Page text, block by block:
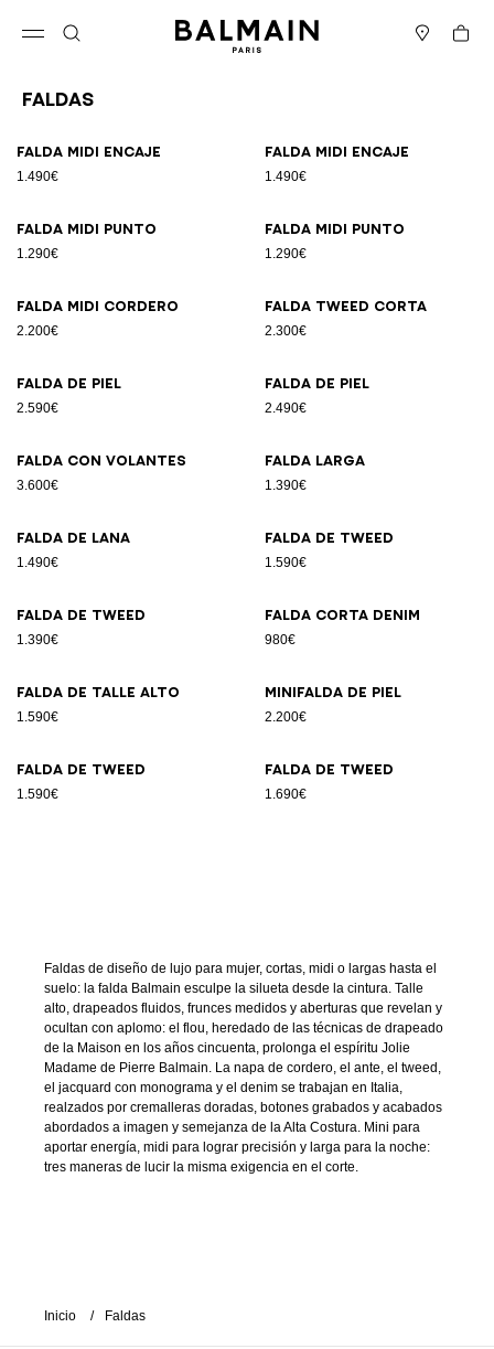
Cesta
Faldas
Falda midi encaje
1.490€
Falda midi encaje
1.490€
Falda midi punto
1.290€
Falda midi punto
1.290€
Falda midi cordero
2.200€
Falda tweed corta
2.300€
Falda de piel
2.590€
Falda de piel
2.490€
Falda con volantes
3.600€
Falda larga
1.390€
Falda de lana
1.490€
Falda de tweed
1.590€
Falda de tweed
1.390€
Falda corta denim
980€
Falda de talle alto
1.590€
Minifalda de piel
2.200€
Falda de tweed
1.590€
Falda de tweed
1.690€
Faldas de diseño de lujo para mujer, cortas, midi o largas hasta el
suelo: la falda Balmain esculpe la silueta desde la cintura. Talle
alto, drapeados fluidos, frunces medidos y aberturas que revelan y
ocultan con aplomo: el flou, heredado de las técnicas de drapeado
de la Maison en los años cincuenta, prolonga el espíritu Jolie
Madame de Pierre Balmain. La napa de cordero, el ante, el tweed,
el jacquard con monograma y el denim se trabajan en Italia,
realzados por cremalleras doradas, botones grabados y acabados
abordados a imagen y semejanza de la Alta Costura. Mini para
aportar energía, midi para lograr precisión y larga para la noche:
tres maneras de lucir la misma exigencia en el corte.
Inicio Faldas